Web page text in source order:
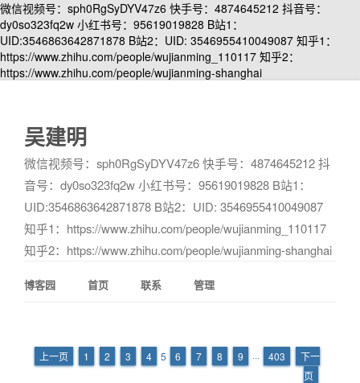
微信视频号：sph0RgSyDYV47z6 快手号：4874645212 抖音号：
dy0so323fq2w 小红书号：95619019828 B站1：
UID:3546863642871878 B站2：UID: 3546955410049087 知乎1：
https://www.zhihu.com/people/wujianming_110117 知乎2：
https://www.zhihu.com/people/wujianming-shanghai
吴建明
微信视频号：sph0RgSyDYV47z6 快手号：4874645212 抖
音号：dy0so323fq2w 小红书号：95619019828 B站1：
UID:3546863642871878 B站2：UID: 3546955410049087
知乎1：https://www.zhihu.com/people/wujianming_110117
知乎2：https://www.zhihu.com/people/wujianming-shanghai
博客园 首页 联系 管理
上一页 1 2 3 4 5 6 7 8 9 ··· 403
下一
页